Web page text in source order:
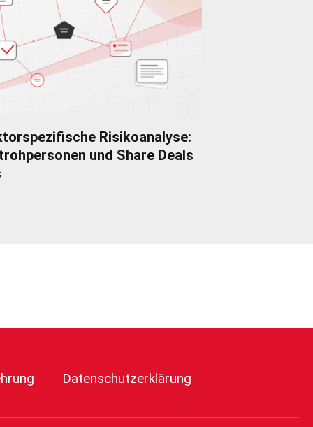
Risikoanalyse:
und Share Deals
Datenschutzerklärung